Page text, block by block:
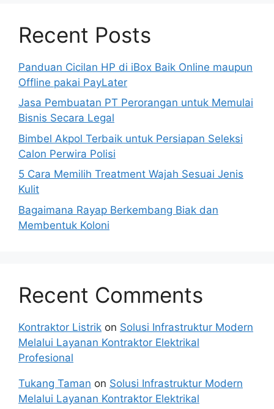
Recent Posts
Panduan Cicilan HP di iBox Baik Online maupun
Offline pakai PayLater
Jasa Pembuatan PT Perorangan untuk Memulai
Bisnis Secara Legal
Bimbel Akpol Terbaik untuk Persiapan Seleksi
Calon Perwira Polisi
5 Cara Memilih Treatment Wajah Sesuai Jenis
Kulit
Bagaimana Rayap Berkembang Biak dan
Membentuk Koloni
Recent Comments
Kontraktor Listrik on Solusi Infrastruktur Modern
Melalui Layanan Kontraktor Elektrikal
Profesional
Tukang Taman on Solusi Infrastruktur Modern
Melalui Layanan Kontraktor Elektrikal